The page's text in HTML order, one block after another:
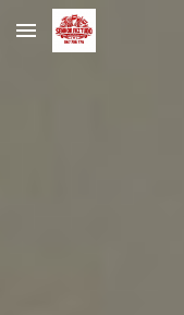
Skip to main content